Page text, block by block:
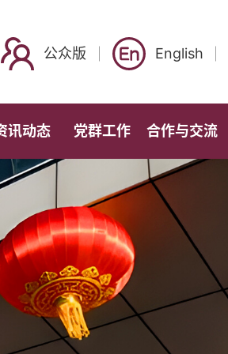
公众版 English
讯动态 党群工作 合作与交流